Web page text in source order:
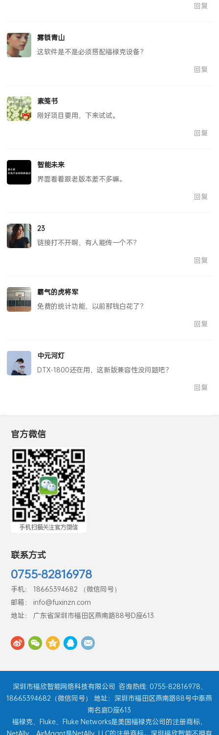
回复
雾锁青山
这软件是不是必须搭配福禄克设备？
回复
素笺书
刚好项目要用，下来试试。
回复
智能未来
界面看着跟老版本差不多嘛。
回复
23
链接打不开啊，有人能传一个不？
回复
霸气的虎将军
免费的统计功能，以前那钱白花了？
回复
中元河灯
DTX-1800还在用，这新版兼容性没问题吧？
回复
官方微信
联系方式
0755-82816978
手机： 18665394682 （微信同号）
邮箱： info@fuxinzn.com
地址： 广东省深圳市福田区燕南路88号D座613
深圳市福欣智能网络科技有限公司 咨询热线: 0755-82816978、
18665394682（微信同号） 地址：深圳市福田区燕南路88号中泰燕
南名庭D座613
福禄克、Fluke、Fluke Networks是美国福禄克公司的注册商标，